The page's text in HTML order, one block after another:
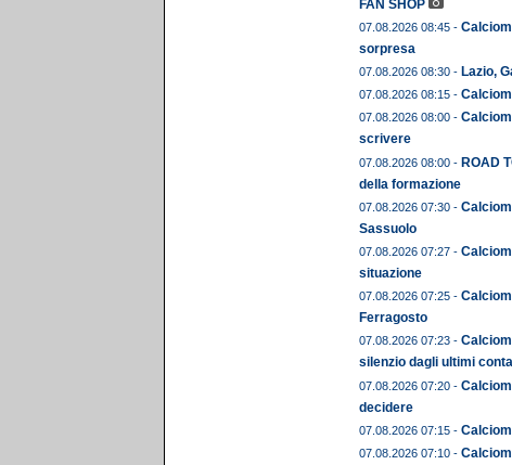
FAN SHOP
07.08.2026 08:45 -
sorpresa
07.08.2026 08:30 - Lazio,
07.08.2026 08:15 -
07.08.2026 08:00 -
scrivere
07.08.2026 08:00 - ROAD
della formazione
07.08.2026 07:30 -
Sassuolo
07.08.2026 07:27 -
situazione
07.08.2026 07:25 -
Ferragosto
07.08.2026 07:23 -
silenzio dagli ultimi
07.08.2026 07:20 -
decidere
07.08.2026 07:15 -
07.08.2026 07:10 -